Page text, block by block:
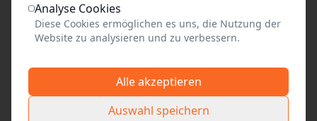
Link kopieren
Social Media
Analyse Cookies
Diese Cookies ermöglichen es uns, die Nutzung der
Website zu analysieren und zu verbessern.
Alle akzeptieren
Auswahl speichern